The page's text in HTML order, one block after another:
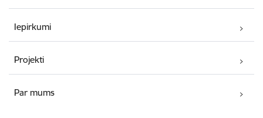
Iepirkumi
Projekti
Par mums